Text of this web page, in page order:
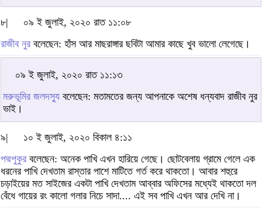
৮|
০৯ ই জুলাই, ২০২০ রাত ১১:০৮
রাজীব নুর বলেছেন: হাঁস আর মাছরাঙ্গার ছবিটা আমার কাছে খুব ভালো লেগেছে।
০৯ ই জুলাই, ২০২০ রাত ১১:১৩
মরুভূমির জলদস্যু বলেছেন: মতামতের জন্য আপনাকে অশেষ ধন্যবাদ রাজীব নুর
ভাই।
৯|
১০ ই জুলাই, ২০২০ বিকাল ৪:১১
পদ্মপুকুর বলেছেন: অনেক পাখি এখন হারিয়ে গেছে। ছোটবেলায় গ্রামে গেলে এক
ধরনের পাখি দেখতাম রাস্তার পাশে মাটিতে গর্ত করে থাকতো। আবার শহুরে
চড়াইয়ের মত সাইজের একটা পাখি দেখতাম আব্বার অফিসের মধ্যেই থাকতো দল
বেঁধে গায়ের রং কালো গলার নিচে সাদা.... এই সব পাখি এখন আর দেখি না।